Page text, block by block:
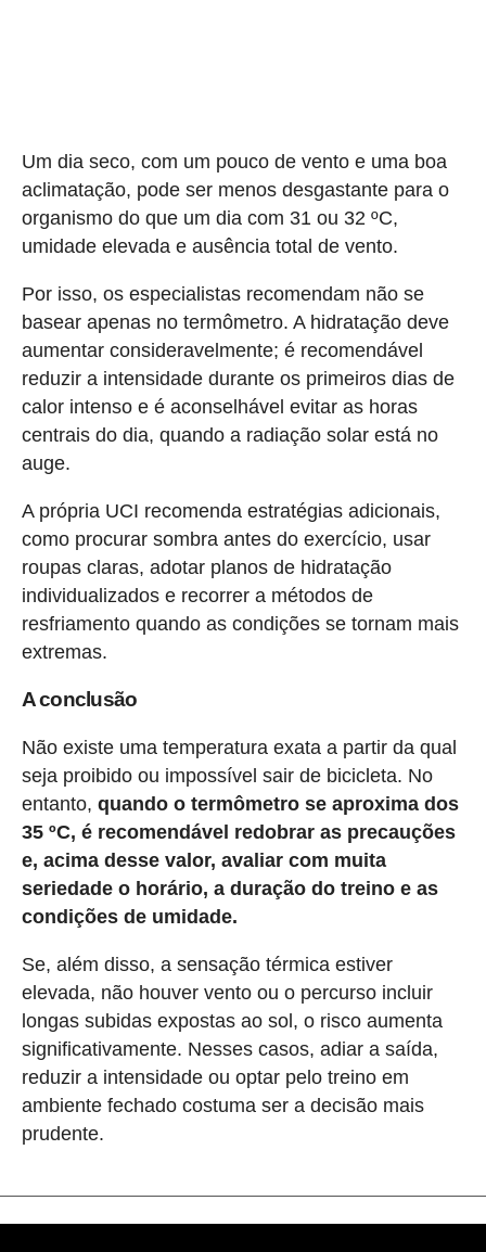
Um dia seco, com um pouco de vento e uma boa
aclimatação, pode ser menos desgastante para o
organismo do que um dia com 31 ou 32 ºC,
umidade elevada e ausência total de vento.
Por isso, os especialistas recomendam não se
basear apenas no termômetro. A hidratação deve
aumentar consideravelmente; é recomendável
reduzir a intensidade durante os primeiros dias de
calor intenso e é aconselhável evitar as horas
centrais do dia, quando a radiação solar está no
auge.
A própria UCI recomenda estratégias adicionais,
como procurar sombra antes do exercício, usar
roupas claras, adotar planos de hidratação
individualizados e recorrer a métodos de
resfriamento quando as condições se tornam mais
extremas.
A conclusão
Não existe uma temperatura exata a partir da qual
seja proibido ou impossível sair de bicicleta. No
entanto, quando o termômetro se aproxima dos
35 ºC, é recomendável redobrar as precauções
e, acima desse valor, avaliar com muita
seriedade o horário, a duração do treino e as
condições de umidade.
Se, além disso, a sensação térmica estiver
elevada, não houver vento ou o percurso incluir
longas subidas expostas ao sol, o risco aumenta
significativamente. Nesses casos, adiar a saída,
reduzir a intensidade ou optar pelo treino em
ambiente fechado costuma ser a decisão mais
prudente.